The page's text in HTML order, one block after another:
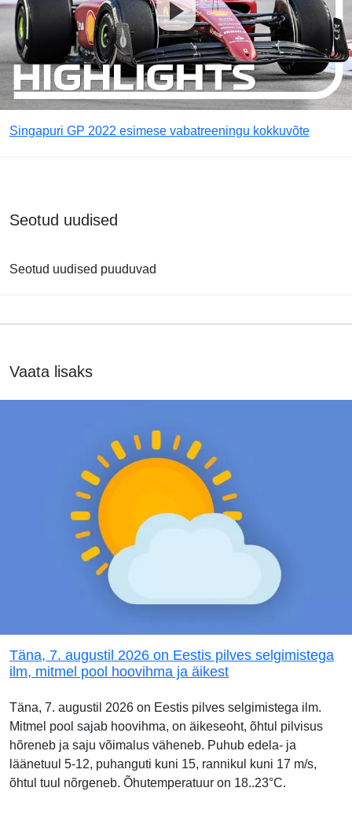
Singapuri GP 2022 esimese vabatreeningu kokkuvõte
Seotud uudised
Seotud uudised puuduvad
Vaata lisaks
Täna, 7. augustil 2026 on Eestis pilves selgimistega
ilm, mitmel pool hoovihma ja äikest
Täna, 7. augustil 2026 on Eestis pilves selgimistega ilm.
Mitmel pool sajab hoovihma, on äikeseoht, õhtul pilvisus
hõreneb ja saju võimalus väheneb. Puhub edela- ja
läänetuul 5-12, puhanguti kuni 15, rannikul kuni 17 m/s,
õhtul tuul nõrgeneb. Õhutemperatuur on 18..23°C.